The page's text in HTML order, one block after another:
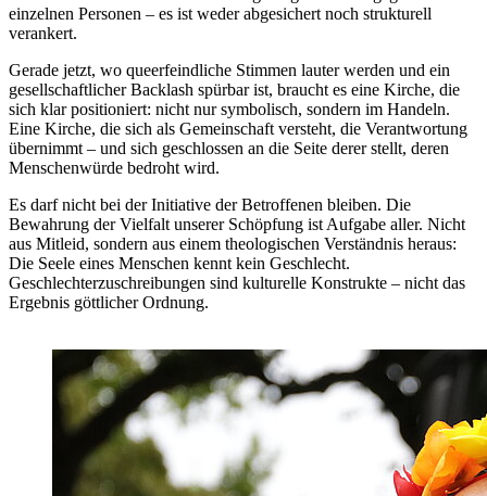
einzelnen Personen – es ist weder abgesichert noch strukturell
verankert.
Gerade jetzt, wo queerfeindliche Stimmen lauter werden und ein
gesellschaftlicher Backlash spürbar ist, braucht es eine Kirche, die
sich klar positioniert: nicht nur symbolisch, sondern im Handeln.
Eine Kirche, die sich als Gemeinschaft versteht, die Verantwortung
übernimmt – und sich geschlossen an die Seite derer stellt, deren
Menschenwürde bedroht wird.
Es darf nicht bei der Initiative der Betroffenen bleiben. Die
Bewahrung der Vielfalt unserer Schöpfung ist Aufgabe aller. Nicht
aus Mitleid, sondern aus einem theologischen Verständnis heraus:
Die Seele eines Menschen kennt kein Geschlecht.
Geschlechterzuschreibungen sind kulturelle Konstrukte – nicht das
Ergebnis göttlicher Ordnung.